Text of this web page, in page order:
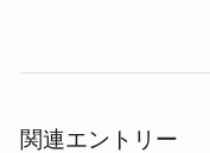
関連エントリー